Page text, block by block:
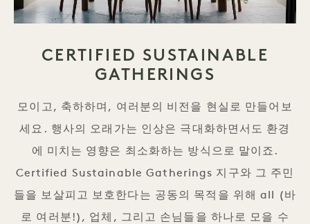
CERTIFIED SUSTAINABLE
GATHERINGS
모이고, 축하하며, 여러분의 비전을 현실로 만들어보
세요. 행사의 오래가는 인상은 극대화하면서도 환경
에 미치는 영향은 최소화하는 방식으로 말이죠.
Certified Sustainable Gatherings 지구와 그 주민
들을 보살피고 보호한다는 공동의 목적을 위해 all (바
로 여러분!), 업체, 그리고 손님들을 하나로 모을 수